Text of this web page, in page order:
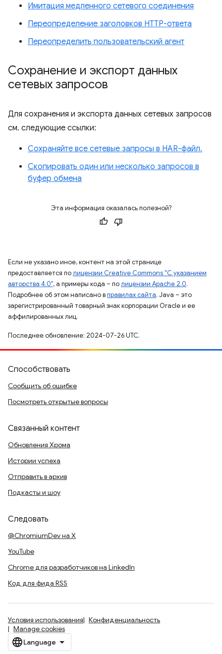
Имитация медленного сетевого соединения
Переопределение заголовков HTTP-ответа
Переопределить пользовательский агент
Сохранение и экспорт данных
сетевых запросов
Для сохранения и экспорта данных сетевых запросов
см. следующие ссылки:
Сохраняйте все сетевые запросы в HAR-файл.
Скопировать один или несколько запросов в
буфер обмена
Эта информация оказалась полезной?
Если не указано иное, контент на этой странице
предоставляется полицензии Creative Commons "С указанием
авторства 4.0", а примеры кода – полицензии Apache 2.0.
Подробнее об этом написано вправилах сайта. Java – это
зарегистрированный товарный знак корпорации Oracle и ее
аффилированных лиц.
Последнее обновление: 2024-07-26 UTC.
Способствовать
Сообщить об ошибке
Посмотреть открытые вопросы
Связанный контент
Обновления Хрома
Истории успеха
Отправить в архив
Подкасты и шоу
Следовать
@ChromiumDev на X
YouTube
Chrome для разработчиков на LinkedIn
Код для фида RSS
Условия использования
Конфиденциальность
Manage cookies